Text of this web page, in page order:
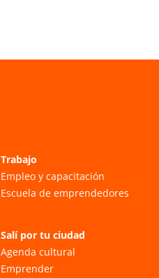
Trabajo
Empleo y capacitación
Escuela de emprendedores
Salí por tu ciudad
Agenda cultural
Emprender